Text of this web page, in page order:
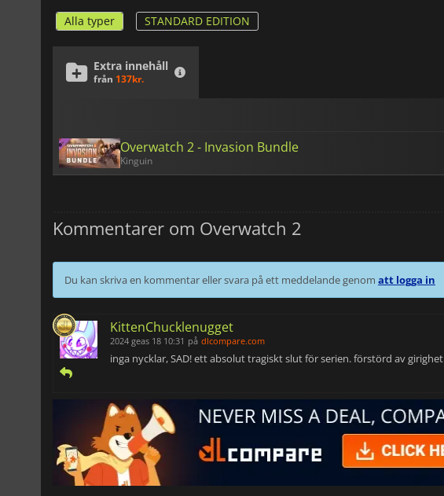
Alla typer STANDARD EDITION
Extra innehåll
från 137kr.
Overwatch 2 - Invasion Bundle
Kinguin
Kommentarer om Overwatch 2
Du kan skriva en kommentar eller svara på ett meddelande genom att logga in
KittenChucklenugget
2024 geas 18 10:31 på dlcompare.com
inga nycklar, SAD! ett absolut tragiskt slut för serien. förstörd av girighet